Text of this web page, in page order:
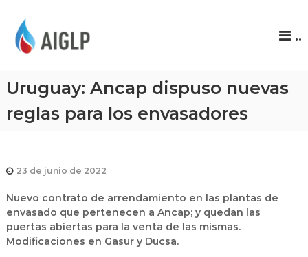
P
..
Uruguay: Ancap dispuso nuevas
reglas para los envasadores
23 de junio de 2022
Nuevo contrato de arrendamiento en las plantas de
envasado que pertenecen a Ancap; y quedan las
puertas abiertas para la venta de las mismas.
Modificaciones en Gasur y Ducsa.